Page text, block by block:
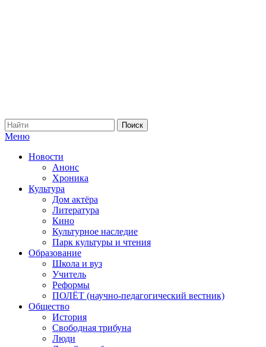
Меню
Новости
Анонс
Хроника
Культура
Дом актёра
Литература
Кино
Культурное наследие
Парк культуры и чтения
Образование
Школа и вуз
Учитель
Реформы
ПОЛЁТ (научно-педагогический вестник)
Общество
История
Свободная трибуна
Люди